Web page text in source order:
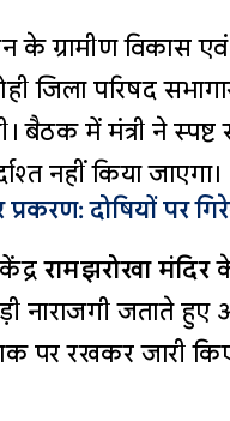
के ग्रामीण विकास एवं
जिला परिषद
बैठक में मंत्री ने
नहीं किया जाएगा।
प्रकरण: दोषियों पर
रामझरोखा मंदिरके
जताते हुए
पर रखकर जारी